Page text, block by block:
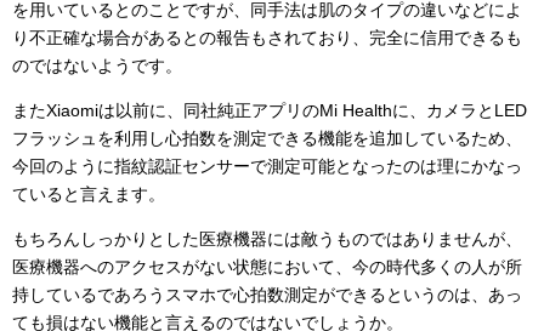
を用いているとのことですが、同手法は肌のタイプの違いなどによ
り不正確な場合があるとの報告もされており、完全に信用できるも
のではないようです。
またXiaomiは以前に、同社純正アプリのMi Healthに、カメラとLED
フラッシュを利用し心拍数を測定できる機能を追加しているため、
今回のように指紋認証センサーで測定可能となったのは理にかなっ
ていると言えます。
もちろんしっかりとした医療機器には敵うものではありませんが、
医療機器へのアクセスがない状態において、今の時代多くの人が所
持しているであろうスマホで心拍数測定ができるというのは、あっ
ても損はない機能と言えるのではないでしょうか。